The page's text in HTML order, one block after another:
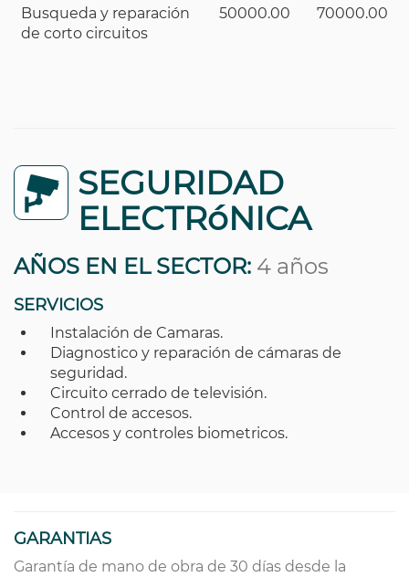
Busqueda y reparación
de corto circuitos
50000.00 70000.00
SEGURIDAD
ELECTRóNICA
AÑOS EN EL SECTOR: 4 años
SERVICIOS
Instalación de Camaras.
Diagnostico y reparación de cámaras de
seguridad.
Circuito cerrado de televisión.
Control de accesos.
Accesos y controles biometricos.
GARANTIAS
Garantía de mano de obra de 30 días desde la